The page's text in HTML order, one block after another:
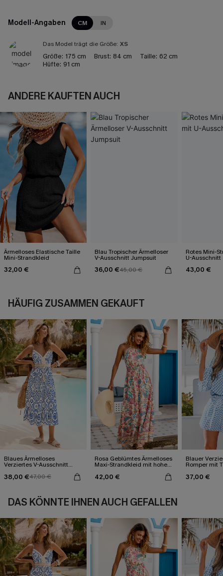
Modell-Angaben CM IN
Das Model trägt die Größe: XS
Größe: 175 cm Brust: 84 cm Taille: 62 cm
Hüfte: 91 cm
ANDERE KAUFTEN AUCH
Ärmelloses Elastische Taille
Mini-Strandkleid
32,00 €
Blau Tropischer Ärmelloser
V-Ausschnitt Jumpsuit
36,00 €45,00 €
Rotes Mini-
U-Ausschnitt
43,00 €
HÄUFIG ZUSAMMEN GEKAUFT
Blaues Ärmelloses
Verziertes V-Ausschnitt
38,00 €47,00 €
Rosa Geblümtes Ärmelloses
Maxi-Strandkleid mit hohem
42,00 €
Blauer
Romper mit
37,00 €
DAS KÖNNTE IHNEN AUCH GEFALLEN